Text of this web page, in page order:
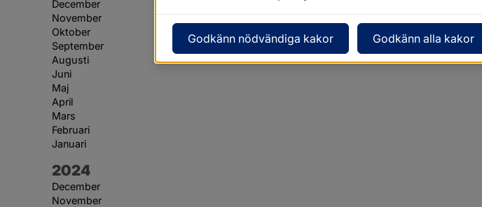
December
November
Oktober
September
Augusti
Juni
Maj
April
Mars
Februari
Januari
År:
2024
December
November
Godkänn nödvändiga kakor Godkänn alla kakor